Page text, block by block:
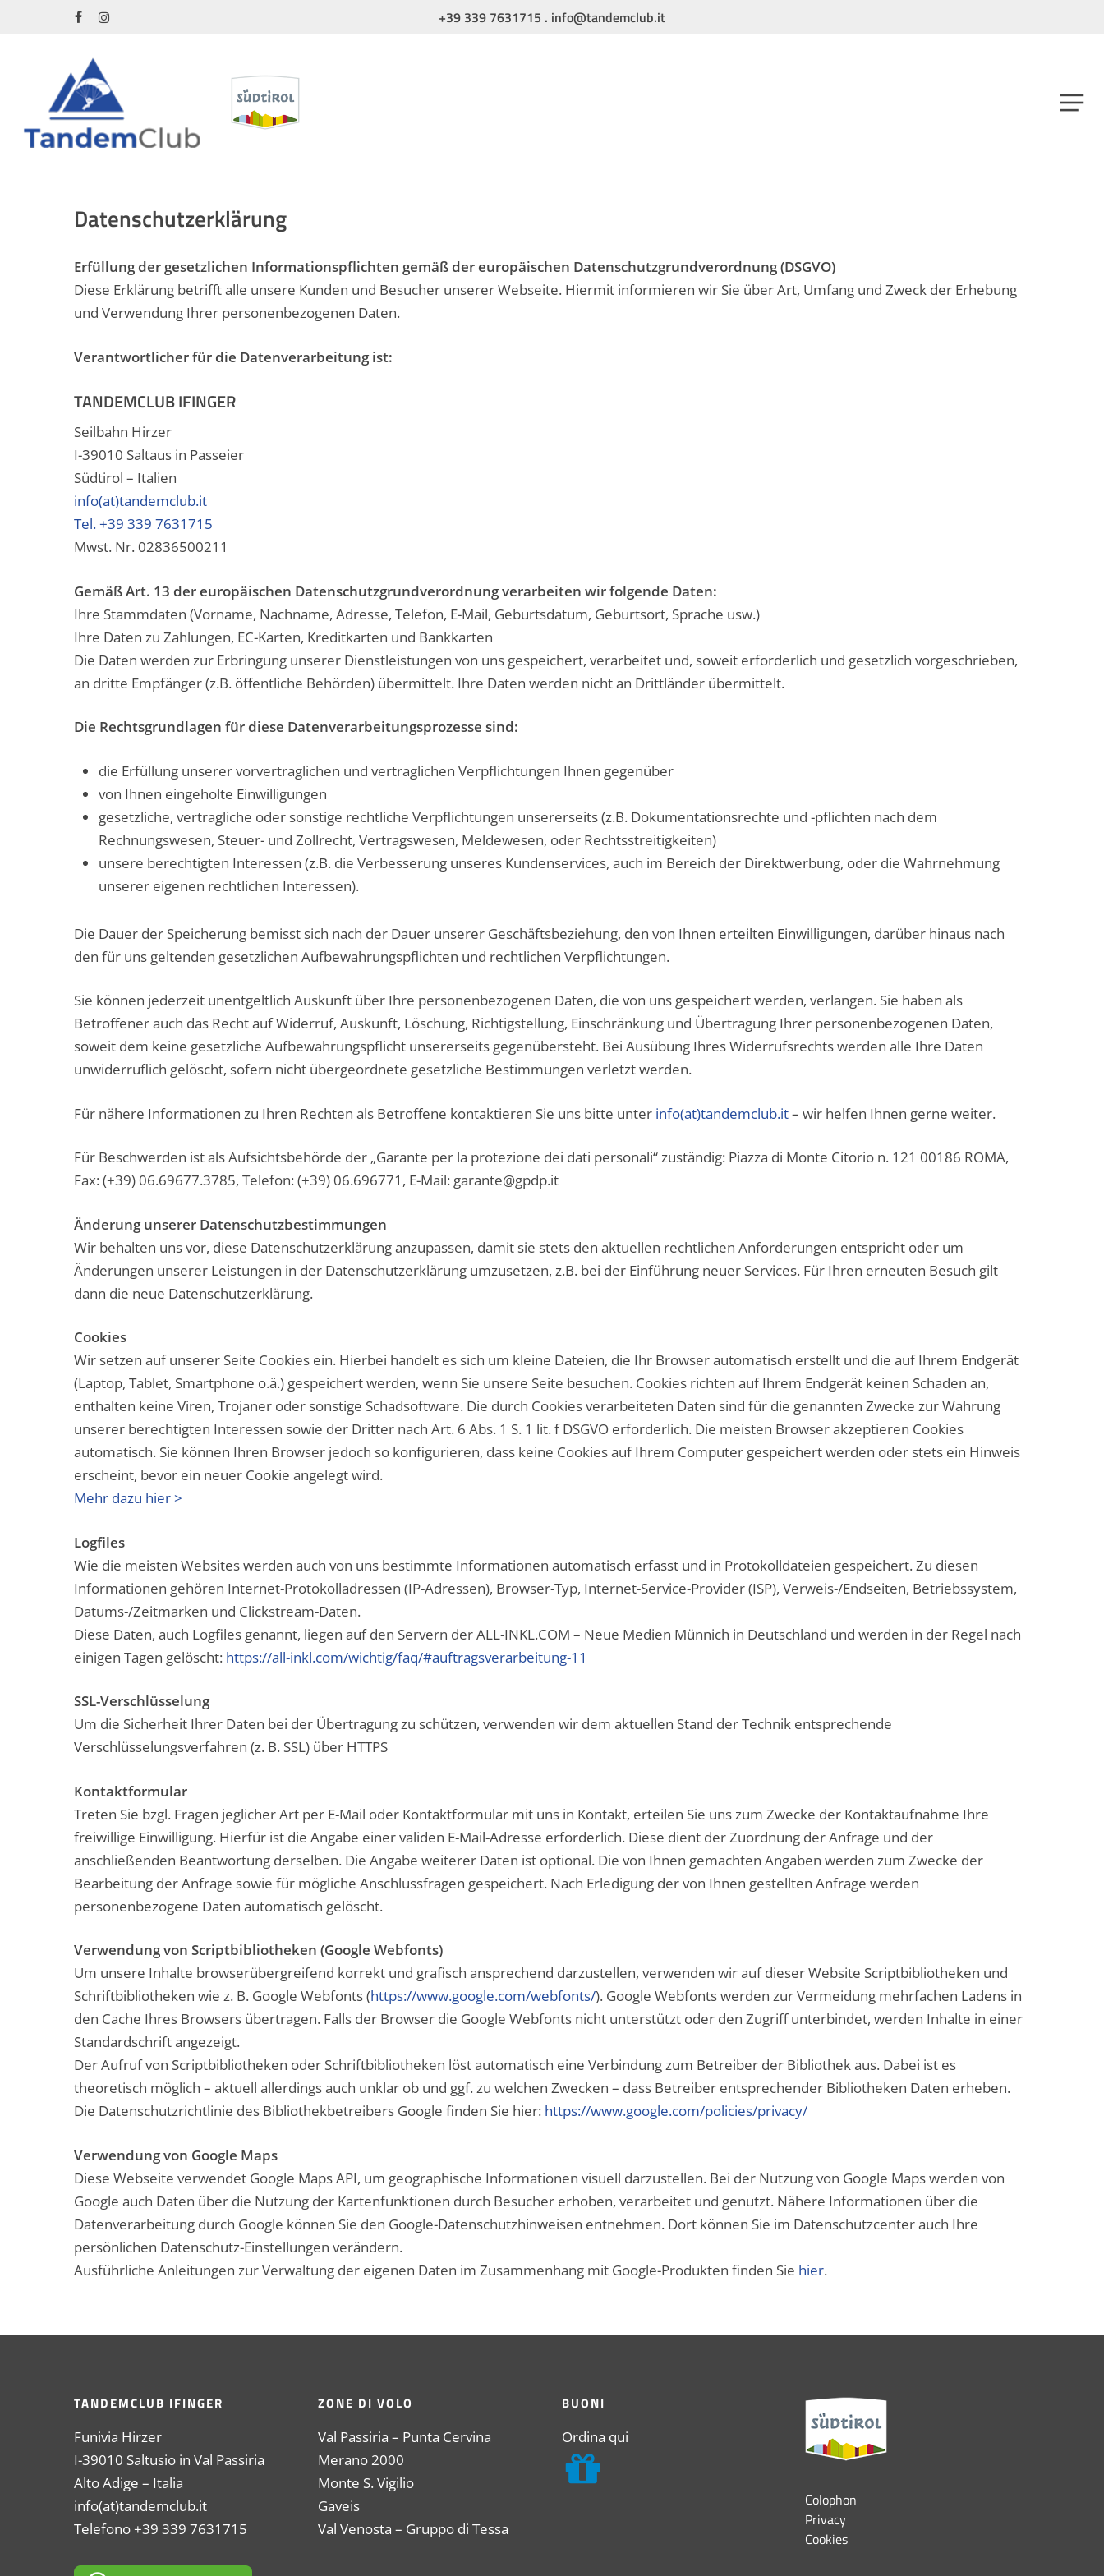
facebookinstagram +39 339 7631715 . info@tandemclub.it
Menu
Datenschutzerklärung
Erfüllung der gesetzlichen Informationspflichten gemäß der europäischen Datenschutzgrundverordnung (DSGVO)
Diese Erklärung betrifft alle unsere Kunden und Besucher unserer Webseite. Hiermit informieren wir Sie über Art, Umfang und Zweck der Erhebung
und Verwendung Ihrer personenbezogenen Daten.
Verantwortlicher für die Datenverarbeitung ist:
TANDEMCLUB IFINGER
Seilbahn Hirzer
I-39010 Saltaus in Passeier
Südtirol – Italien
info(at)tandemclub.it
Tel. +39 339 7631715
Mwst. Nr. 02836500211
Gemäß Art. 13 der europäischen Datenschutzgrundverordnung verarbeiten wir folgende Daten:
Ihre Stammdaten (Vorname, Nachname, Adresse, Telefon, E-Mail, Geburtsdatum, Geburtsort, Sprache usw.)
Ihre Daten zu Zahlungen, EC-Karten, Kreditkarten und Bankkarten
Die Daten werden zur Erbringung unserer Dienstleistungen von uns gespeichert, verarbeitet und, soweit erforderlich und gesetzlich vorgeschrieben,
an dritte Empfänger (z.B. öffentliche Behörden) übermittelt. Ihre Daten werden nicht an Drittländer übermittelt.
Die Rechtsgrundlagen für diese Datenverarbeitungsprozesse sind:
die Erfüllung unserer vorvertraglichen und vertraglichen Verpflichtungen Ihnen gegenüber
von Ihnen eingeholte Einwilligungen
gesetzliche, vertragliche oder sonstige rechtliche Verpflichtungen unsererseits (z.B. Dokumentationsrechte und -pflichten nach dem
Rechnungswesen, Steuer- und Zollrecht, Vertragswesen, Meldewesen, oder Rechtsstreitigkeiten)
unsere berechtigten Interessen (z.B. die Verbesserung unseres Kundenservices, auch im Bereich der Direktwerbung, oder die Wahrnehmung
unserer eigenen rechtlichen Interessen).
Die Dauer der Speicherung bemisst sich nach der Dauer unserer Geschäftsbeziehung, den von Ihnen erteilten Einwilligungen, darüber hinaus nach
den für uns geltenden gesetzlichen Aufbewahrungspflichten und rechtlichen Verpflichtungen.
Sie können jederzeit unentgeltlich Auskunft über Ihre personenbezogenen Daten, die von uns gespeichert werden, verlangen. Sie haben als
Betroffener auch das Recht auf Widerruf, Auskunft, Löschung, Richtigstellung, Einschränkung und Übertragung Ihrer personenbezogenen Daten,
soweit dem keine gesetzliche Aufbewahrungspflicht unsererseits gegenübersteht. Bei Ausübung Ihres Widerrufsrechts werden alle Ihre Daten
unwiderruflich gelöscht, sofern nicht übergeordnete gesetzliche Bestimmungen verletzt werden.
Für nähere Informationen zu Ihren Rechten als Betroffene kontaktieren Sie uns bitte unter info(at)tandemclub.it– wir helfen Ihnen gerne weiter.
Für Beschwerden ist als Aufsichtsbehörde der „Garante per la protezione dei dati personali“ zuständig: Piazza di Monte Citorio n. 121 00186 ROMA,
Fax: (+39) 06.69677.3785, Telefon: (+39) 06.696771, E-Mail: garante@gpdp.it
Änderung unserer Datenschutzbestimmungen
Wir behalten uns vor, diese Datenschutzerklärung anzupassen, damit sie stets den aktuellen rechtlichen Anforderungen entspricht oder um
Änderungen unserer Leistungen in der Datenschutzerklärung umzusetzen, z.B. bei der Einführung neuer Services. Für Ihren erneuten Besuch gilt
dann die neue Datenschutzerklärung.
Cookies
Wir setzen auf unserer Seite Cookies ein. Hierbei handelt es sich um kleine Dateien, die Ihr Browser automatisch erstellt und die auf Ihrem Endgerät
(Laptop, Tablet, Smartphone o.ä.) gespeichert werden, wenn Sie unsere Seite besuchen. Cookies richten auf Ihrem Endgerät keinen Schaden an,
enthalten keine Viren, Trojaner oder sonstige Schadsoftware. Die durch Cookies verarbeiteten Daten sind für die genannten Zwecke zur Wahrung
unserer berechtigten Interessen sowie der Dritter nach Art. 6 Abs. 1 S. 1 lit. f DSGVO erforderlich. Die meisten Browser akzeptieren Cookies
automatisch. Sie können Ihren Browser jedoch so konfigurieren, dass keine Cookies auf Ihrem Computer gespeichert werden oder stets ein Hinweis
erscheint, bevor ein neuer Cookie angelegt wird.
Mehr dazu hier >
Logfiles
Wie die meisten Websites werden auch von uns bestimmte Informationen automatisch erfasst und in Protokolldateien gespeichert. Zu diesen
Informationen gehören Internet-Protokolladressen (IP-Adressen), Browser-Typ, Internet-Service-Provider (ISP), Verweis-/Endseiten, Betriebssystem,
Datums-/Zeitmarken und Clickstream-Daten.
Diese Daten, auch Logfiles genannt, liegen auf den Servern der ALL-INKL.COM – Neue Medien Münnich in Deutschland und werden in der Regel nach
einigen Tagen gelöscht: https://all-inkl.com/wichtig/faq/#auftragsverarbeitung-11
SSL-Verschlüsselung
Um die Sicherheit Ihrer Daten bei der Übertragung zu schützen, verwenden wir dem aktuellen Stand der Technik entsprechende
Verschlüsselungsverfahren (z. B. SSL) über HTTPS
Kontaktformular
Treten Sie bzgl. Fragen jeglicher Art per E-Mail oder Kontaktformular mit uns in Kontakt, erteilen Sie uns zum Zwecke der Kontaktaufnahme Ihre
freiwillige Einwilligung. Hierfür ist die Angabe einer validen E-Mail-Adresse erforderlich. Diese dient der Zuordnung der Anfrage und der
anschließenden Beantwortung derselben. Die Angabe weiterer Daten ist optional. Die von Ihnen gemachten Angaben werden zum Zwecke der
Bearbeitung der Anfrage sowie für mögliche Anschlussfragen gespeichert. Nach Erledigung der von Ihnen gestellten Anfrage werden
personenbezogene Daten automatisch gelöscht.
Verwendung von Scriptbibliotheken (Google Webfonts)
Um unsere Inhalte browserübergreifend korrekt und grafisch ansprechend darzustellen, verwenden wir auf dieser Website Scriptbibliotheken und
Schriftbibliotheken wie z. B. Google Webfonts (https://www.google.com/webfonts/). Google Webfonts werden zur Vermeidung mehrfachen Ladens in
den Cache Ihres Browsers übertragen. Falls der Browser die Google Webfonts nicht unterstützt oder den Zugriff unterbindet, werden Inhalte in einer
Standardschrift angezeigt.
Der Aufruf von Scriptbibliotheken oder Schriftbibliotheken löst automatisch eine Verbindung zum Betreiber der Bibliothek aus. Dabei ist es
theoretisch möglich – aktuell allerdings auch unklar ob und ggf. zu welchen Zwecken – dass Betreiber entsprechender Bibliotheken Daten erheben.
Die Datenschutzrichtlinie des Bibliothekbetreibers Google finden Sie hier: https://www.google.com/policies/privacy/
Verwendung von Google Maps
Diese Webseite verwendet Google Maps API, um geographische Informationen visuell darzustellen. Bei der Nutzung von Google Maps werden von
Google auch Daten über die Nutzung der Kartenfunktionen durch Besucher erhoben, verarbeitet und genutzt. Nähere Informationen über die
Datenverarbeitung durch Google können Sie den Google-Datenschutzhinweisen entnehmen. Dort können Sie im Datenschutzcenter auch Ihre
persönlichen Datenschutz-Einstellungen verändern.
Ausführliche Anleitungen zur Verwaltung der eigenen Daten im Zusammenhang mit Google-Produkten finden Sie hier.
TANDEMCLUB IFINGER
Funivia Hirzer
I-39010 Saltusio in Val Passiria
Alto Adige – Italia
info(at)tandemclub.it
Telefono +39 339 7631715
ZONE DI VOLO
Val Passiria – Punta Cervina
Merano 2000
Monte S. Vigilio
Gaveis
Val Venosta – Gruppo di Tessa
BUONI
Ordina qui
Colophon
Privacy
Cookies